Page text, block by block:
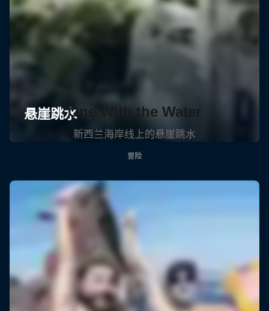
One With the Water
新西兰海岸线上的悬崖跳水
冒险